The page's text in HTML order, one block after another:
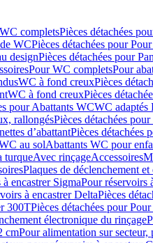
WC completsPièces détachées
WCPièces détachées pour
designPièces détachées pour
Pour WC completsPour
WC à fond creuxPièces
WC à fond creuxPièces
pour Abattants WCWC adaptés
rallongésPièces détachées
d’abattantPièces détachées
au solAbattants WC pour
turqueAvec rinçageAccessoires
Plaques de déclenchement
encastrer SigmaPour réservoirs
à encastrer DeltaPièces
300TPièces détachées pour
électronique du rinçage
cmPour alimentation sur